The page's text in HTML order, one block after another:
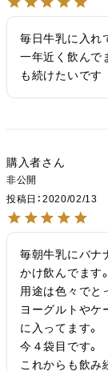
毎日牛乳に入れ
一年近く飲んで
も続けたいです
購入者
非公開
投稿日
2020/02/13
毎朝牛乳にバナ
かけ飲んでます。
用途は色々でと
ヨーグルトやケ
に入ってます。
今４袋目です。
これからも飲み